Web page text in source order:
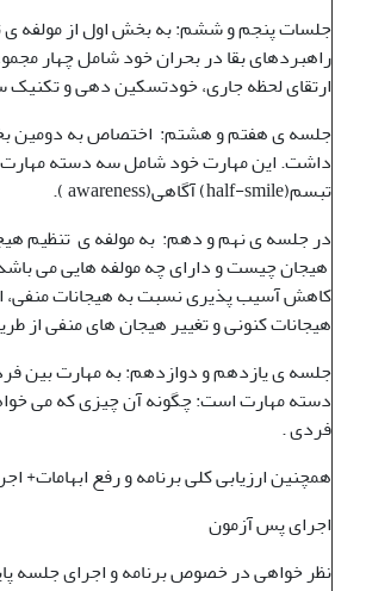
جلسات پنجم و ششم: به بخش اول از مولفه
راهبردهای بقا در بحران خود شامل چهار
ارتقای لحظه جاری، خودتسکین دهی و تکنیک
جلسه ی هفتم و هشتم: اختصاص به دومین
تبسم(half-smile) آگاهی(awareness ).
در جلسه ی نهم و دهم: به مولفه ی تنظیم
هیجان چیست و دارای چه مولفه هایی می
کاهش آسیب پذیری نسبت به هیجانات منفی،
هیجانات کنونی و تغییر هیجان های منفی از
جلسه ی یازدهم و دوازدهم: به مهارت
دسته مهارت است: چگونه آن چیزی که می
فردی .
همچنین ارزیابی کلی برنامه و رفع
اجرای پس آزمون
نظر خواهی در خصوص برنامه و اجرای جلسه